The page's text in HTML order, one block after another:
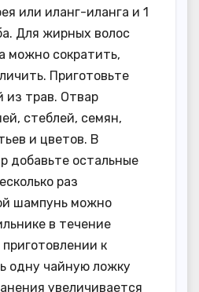
или иланг-иланга и 1
Для жирных волос
можно сократить,
Приготовьте
из трав. Отвар
стеблей, семян,
и цветов. В
добавьте остальные
раз
шампунь можно
в течение
к
одну чайную ложку
увеличивается